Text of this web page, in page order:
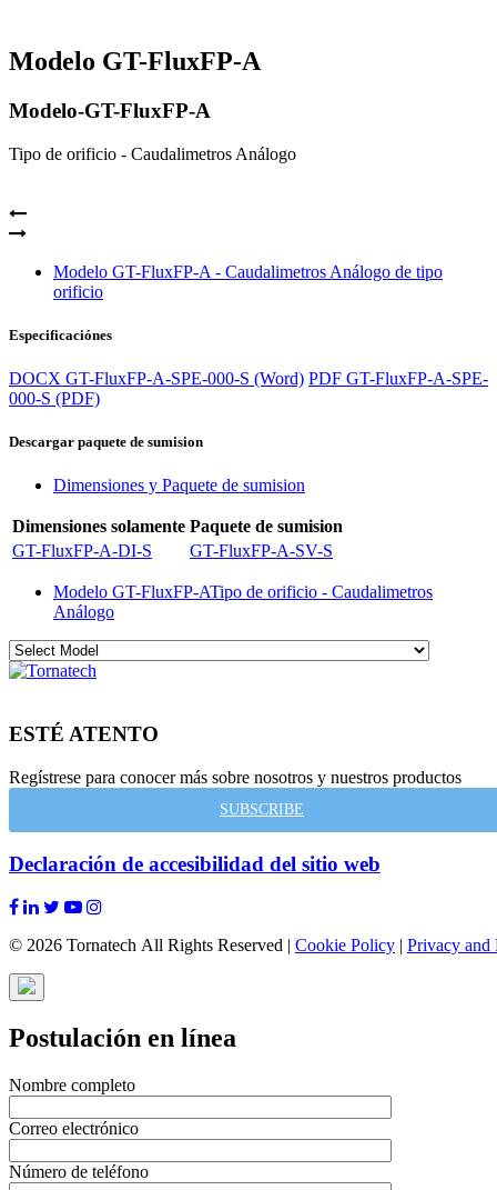
Modelo GT-FluxFP-A
Modelo-GT-FluxFP-A
Tipo de orificio - Caudalimetros Análogo
Modelo GT-FluxFP-A - Caudalimetros Análogo de tipo
orificio
Especificaciónes
DOCX GT-FluxFP-A-SPE-000-S (Word) PDF GT-FluxFP-A-SPE-
000-S (PDF)
Descargar paquete de sumision
Dimensiones y Paquete de sumision
Dimensiones solamente Paquete de sumision
GT-FluxFP-A-DI-S
GT-FluxFP-A-SV-S
Modelo GT-FluxFP-ATipo de orificio - Caudalimetros
Análogo
ESTÉ ATENTO
Regístrese para conocer más sobre nosotros y nuestros productos
SUBSCRIBE
Declaración de accesibilidad del sitio web
© 2026 Tornatech All Rights Reserved | Cookie Policy | Privacy and
Postulación en línea
Nombre completo
Correo electrónico
Número de teléfono